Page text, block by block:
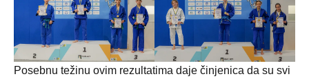
Posebnu težinu ovim rezultatima daje činjenica da su svi